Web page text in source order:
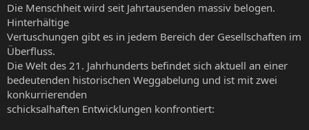
Die Menschheit wird seit Jahrtausenden massiv belogen.
Hinterhältige
Vertuschungen gibt es in jedem Bereich der Gesellschaften im
Überfluss.
Die Welt des 21. Jahrhunderts befindet sich aktuell an einer
bedeutenden historischen Weggabelung und ist mit zwei
konkurrierenden
schicksalhaften Entwicklungen konfrontiert: